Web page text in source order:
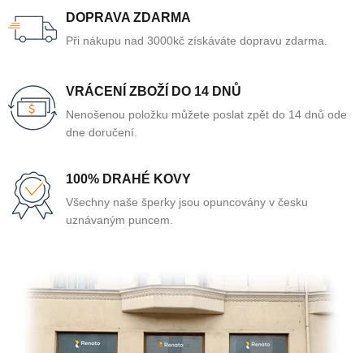
DOPRAVA ZDARMA
Při nákupu nad 3000kč získáváte dopravu zdarma.
VRÁCENÍ ZBOŽÍ DO 14 DNŮ
Nenošenou položku můžete poslat zpět do 14 dnů ode
dne doručení.
100% DRAHÉ KOVY
Všechny naše šperky jsou opuncovány v česku
uznávaným puncem.